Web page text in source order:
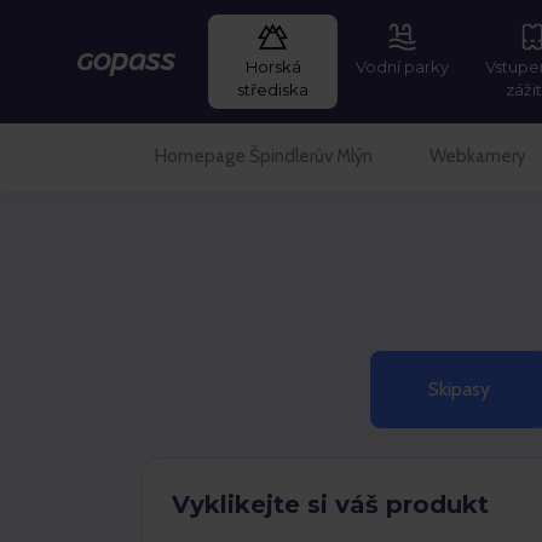
GOPASS
Horská
střediska
Vodní parky
Homepage Špindlerův Mlýn Webkamery
Skipasy
Vyklikejte si váš produkt